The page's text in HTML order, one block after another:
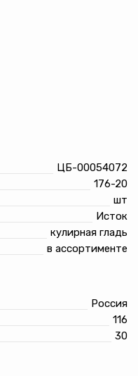
ЦБ-00054072
176-20
шт
Исток
кулирная гладь
в ассортименте
Россия
116
30